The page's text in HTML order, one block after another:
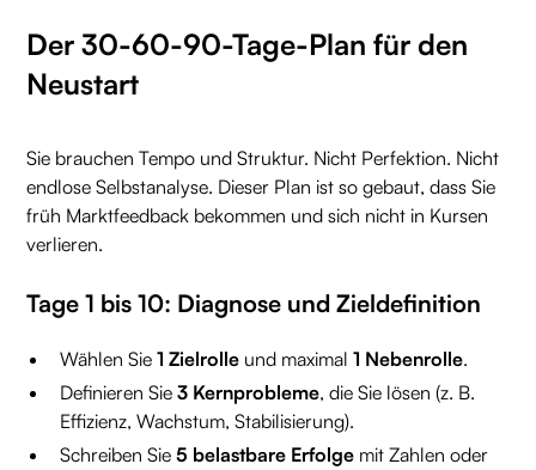
Der 30-60-90-Tage-Plan für den
Neustart
Sie brauchen Tempo und Struktur. Nicht Perfektion. Nicht
endlose Selbstanalyse. Dieser Plan ist so gebaut, dass Sie
früh Marktfeedback bekommen und sich nicht in Kursen
verlieren.
Tage 1 bis 10: Diagnose und Zieldefinition
Wählen Sie1 Zielrolle und maximal1 Nebenrolle.
Definieren Sie3 Kernprobleme, die Sie lösen (z. B.
Effizienz, Wachstum, Stabilisierung).
Schreiben Sie5 belastbare Erfolge mit Zahlen oder